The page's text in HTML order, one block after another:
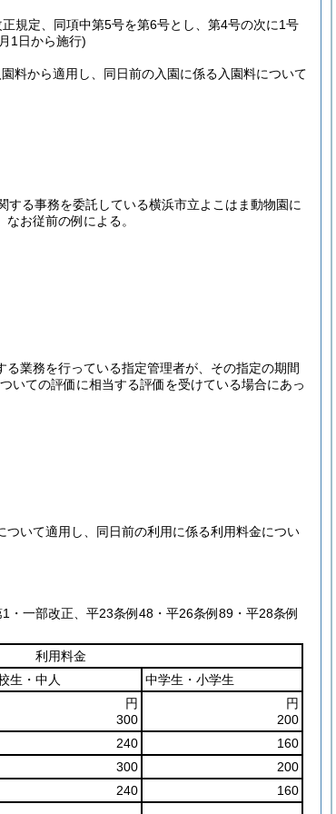
規定、同項中第5号を第6号とし、第4号の次に1号
1日から施行)
料から適用し、同日前の入園に係る入園料について
る事務を委託している横浜市立よこはま動物園に
お従前の例による。
業務を行っている指定管理者が、その指定の期間
いての評価に相当する評価を受けている場合にあっ
いて適用し、同日前の利用に係る利用料金につい
一部改正、平23条例48・平26条例89・平28条例
利用料金
生・中人
中学生・小学生
円
300
円
200
240
160
300
200
240
160